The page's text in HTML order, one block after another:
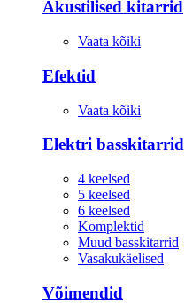
Akustilised kitarrid
Vaata kõiki
Efektid
Vaata kõiki
Elektri basskitarrid
4 keelsed
5 keelsed
6 keelsed
Komplektid
Muud basskitarrid
Vasakukäelised
Võimendid